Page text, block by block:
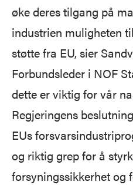
øke deres tilgang på
industrien muligheten
støtte fra EU, sier
Forbundsleder i NOF
dette er viktig for vår
Regjeringens
EUs
og riktig grep for å
forsyningssikkerhet og